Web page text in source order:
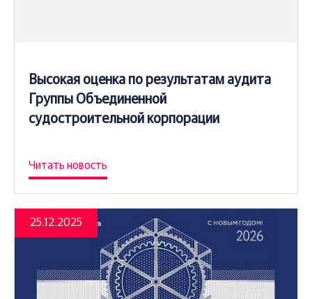
Высокая оценка по результатам аудита
Группы Объединенной
судостроительной корпорации
Читать новость
25.12.2025